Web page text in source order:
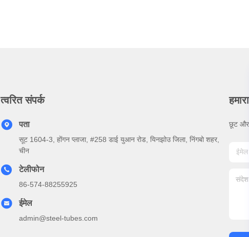
त्वरित संपर्क
पता
सूट 1604-3, होंगन प्लाजा, #258 डाई युआन रोड, यिनझोउ जिला, निंगबो शहर,
चीन
टेलीफोन
86-574-88255925
ईमेल
admin@steel-tubes.com
छूट और